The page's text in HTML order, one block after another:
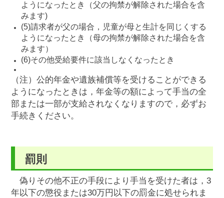
ようになったとき（父の拘禁が解除された場合を含
みます)
(5)請求者が父の場合，児童が母と生計を同じくする
ようになったとき（母の拘禁が解除された場合を含
みます）
(6)その他受給要件に該当しなくなったとき
（注）公的年金や遺族補償等を受けることができる
ようになったときは，年金等の額によって手当の全
部または一部が支給されなくなりますので，必ずお
手続きください。
罰則
偽りその他不正の手段により手当を受けた者は，3
年以下の懲役または30万円以下の罰金に処せられま